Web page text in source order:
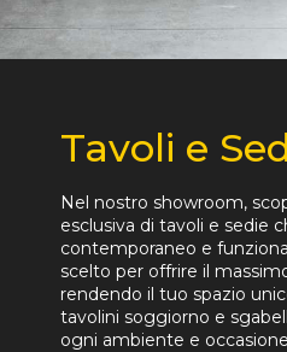
Tavoli e
Nel nostro showroom,
esclusiva di tavoli e sedie
contemporaneo e
scelto per offrire il
rendendo il tuo spazio
tavolini soggiorno e
ogni ambiente e